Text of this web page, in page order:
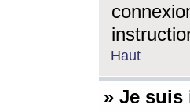
Haut
» Je suis